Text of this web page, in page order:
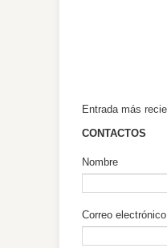
Entrada más
CONTACTOS
Nombre
Correo electrónico